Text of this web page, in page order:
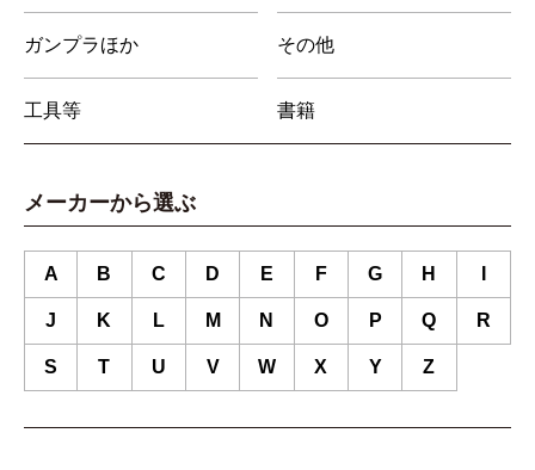
ガンプラほか その他
工具等 書籍
メーカーから選ぶ
A B C D E F G H
J K L M N O P Q R
S T U V W X Y Z